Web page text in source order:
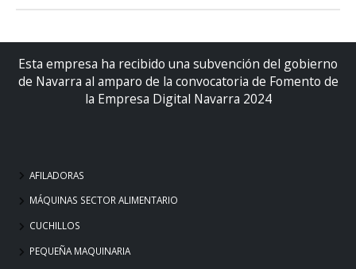
Esta empresa ha recibido una subvención del gobierno
de Navarra al amparo de la convocatoria de Fomento de
la Empresa Digital Navarra 2024
AFILADORAS
MÁQUINAS SECTOR ALIMENTARIO
CUCHILLOS
PEQUEÑA MAQUINARIA